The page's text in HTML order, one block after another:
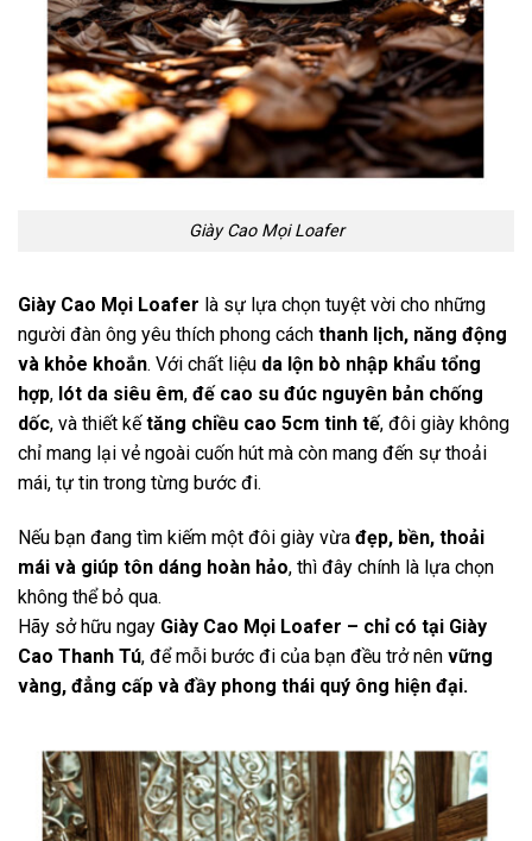
Giày Cao Mọi Loafer
Giày Cao Mọi Loafer là sự lựa chọn tuyệt vời cho những
người đàn ông yêu thích phong cách thanh lịch, năng động
và khỏe khoắn. Với chất liệu da lộn bò nhập khẩu tổng
hợp, lót da siêu êm, đế cao su đúc nguyên bản chống
dốc, và thiết kếtăng chiều cao 5cm tinh tế, đôi giày không
chỉ mang lại vẻ ngoài cuốn hút mà còn mang đến sự thoải
mái, tự tin trong từng bước đi.
Nếu bạn đang tìm kiếm một đôi giày vừa đẹp, bền, thoải
mái và giúp tôn dáng hoàn hảo, thì đây chính là lựa chọn
không thể bỏ qua.
Hãy sở hữu ngay Giày Cao Mọi Loafer – chỉ có tại Giày
Cao Thanh Tú, để mỗi bước đi của bạn đều trở nên vững
vàng, đẳng cấp và đầy phong thái quý ông hiện đại.